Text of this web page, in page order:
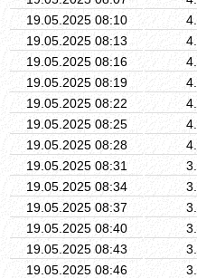
19.05.2025 08:10
19.05.2025 08:13
19.05.2025 08:16
19.05.2025 08:19
19.05.2025 08:22
19.05.2025 08:25
19.05.2025 08:28
19.05.2025 08:31
19.05.2025 08:34
19.05.2025 08:37
19.05.2025 08:40
19.05.2025 08:43
19.05.2025 08:46